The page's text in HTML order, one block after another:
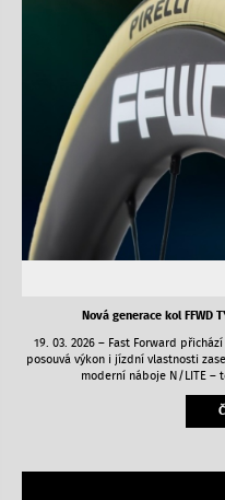
Nová generace kol FFWD
19. 03. 2026 – Fast Forward
posouvá výkon i jízdní vlastnosti
moderní náboje N/LITE –